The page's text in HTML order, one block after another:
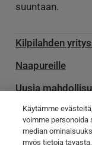
suuntaan.
Kilpilahden
Naapureille
Uusia
Ota yhteyttä
Käytämme
voimme
median
myös tietoja